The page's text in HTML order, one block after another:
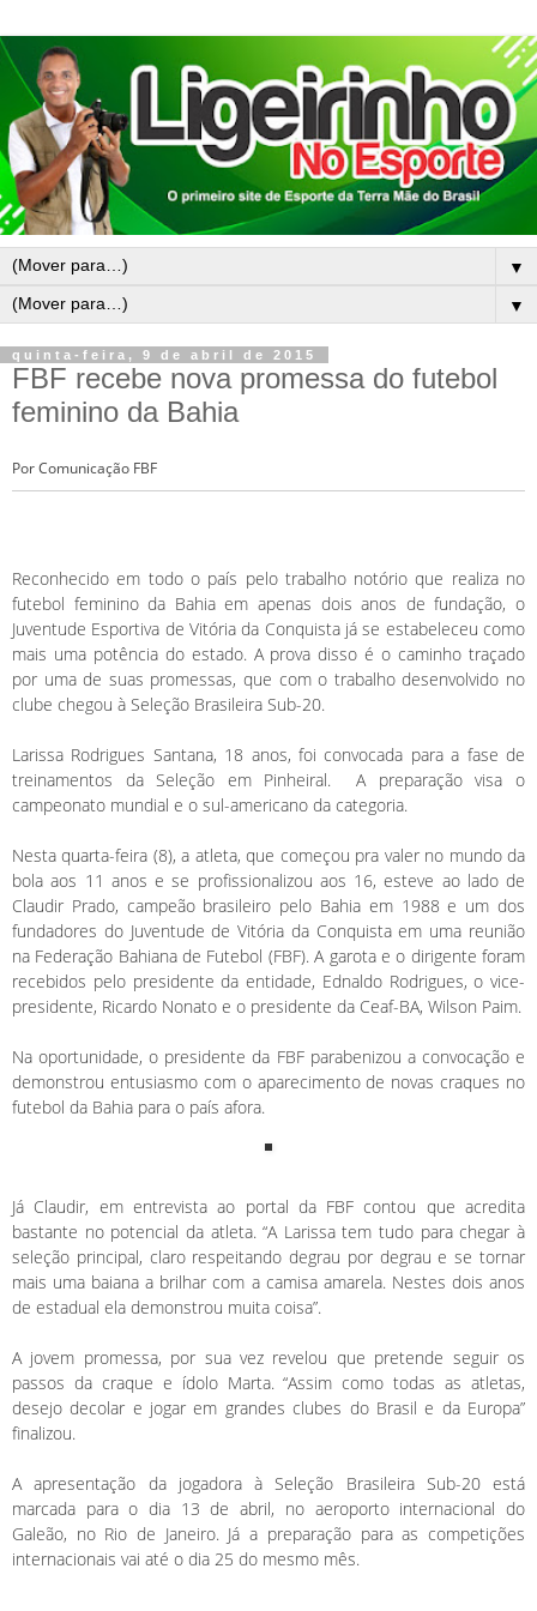
▼
▼
quinta-feira, 9 de abril de 2015
FBF recebe nova promessa do futebol
feminino da Bahia
Por Comunicação FBF
Reconhecido em todo o país pelo trabalho notório que realiza no
futebol feminino da Bahia em apenas dois anos de fundação, o
Juventude Esportiva de Vitória da Conquista já se estabeleceu como
mais uma potência do estado. A prova disso é o caminho traçado
por uma de suas promessas, que com o trabalho desenvolvido no
clube chegou à Seleção Brasileira Sub-20.
Larissa Rodrigues Santana, 18 anos, foi convocada para a fase de
treinamentos da Seleção em Pinheiral. A preparação visa o
campeonato mundial e o sul-americano da categoria.
Nesta quarta-feira (8), a atleta, que começou pra valer no mundo da
bola aos 11 anos e se profissionalizou aos 16, esteve ao lado de
Claudir Prado, campeão brasileiro pelo Bahia em 1988 e um dos
fundadores do Juventude de Vitória da Conquista em uma reunião
na Federação Bahiana de Futebol (FBF). A garota e o dirigente foram
recebidos pelo presidente da entidade, Ednaldo Rodrigues, o vice-
presidente, Ricardo Nonato e o presidente da Ceaf-BA, Wilson Paim.
Na oportunidade, o presidente da FBF parabenizou a convocação e
demonstrou entusiasmo com o aparecimento de novas craques no
futebol da Bahia para o país afora.
Já Claudir, em entrevista ao portal da FBF contou que acredita
bastante no potencial da atleta. “A Larissa tem tudo para chegar à
seleção principal, claro respeitando degrau por degrau e se tornar
mais uma baiana a brilhar com a camisa amarela. Nestes dois anos
de estadual ela demonstrou muita coisa”.
A jovem promessa, por sua vez revelou que pretende seguir os
passos da craque e ídolo Marta. “Assim como todas as atletas,
desejo decolar e jogar em grandes clubes do Brasil e da Europa”
finalizou.
A apresentação da jogadora à Seleção Brasileira Sub-20 está
marcada para o dia 13 de abril, no aeroporto internacional do
Galeão, no Rio de Janeiro. Já a preparação para as competições
internacionais vai até o dia 25 do mesmo mês.